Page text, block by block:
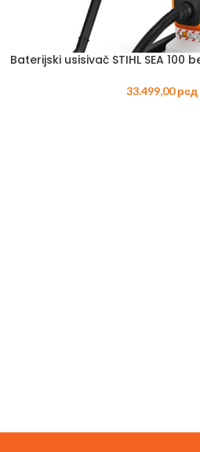
Baterijski usisivač STIHL SEA 100
33.499,00рсд